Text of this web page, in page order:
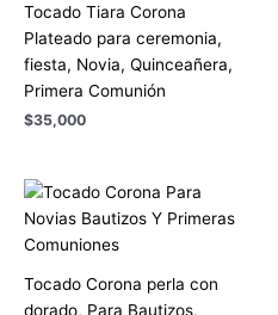
Tocado Tiara Corona
Plateado para ceremonia,
fiesta, Novia, Quinceañera,
Primera Comunión
$35,000
Tocado Corona perla con
dorado, Para Bautizos,